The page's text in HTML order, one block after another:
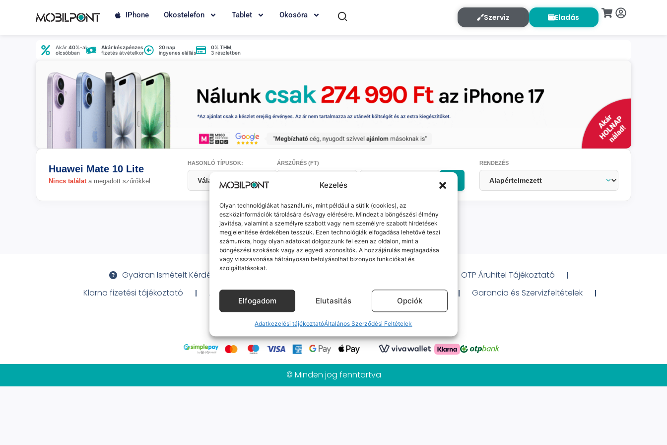
Kezelés
Olyan technológiákat használunk, mint például a sütik (cookies), az
eszközinformációk tárolására és/vagy elérésére. Mindezt a böngészési élmény
javítása, valamint a személyre szabott vagy nem személyre szabott hirdetések
megjelenítése érdekében tesszük. Ezen technológiák elfogadása lehetővé teszi
számunkra, hogy olyan adatokat dolgozzunk fel ezen az oldalon, mint a
böngészési szokások vagy az egyedi azonosítók. A hozzájárulás megtagadása
vagy visszavonása hátrányosan befolyásolhat bizonyos funkciókat és
szolgáltatásokat.
Elfogadom Elutasitás Opciók
Adatkezelési tájékoztatóÁltalános Szerződési Feltételek
IPhone Okostelefon Tablet Okosóra Szerviz Eladás
Akár 40%-al
olcsóbban
Akár készpénzes
fizetés átvételkor
20 nap
ingyenes elállás
0% THM
3 részletben
Huawei Mate 10 Lite
Nincs találat a megadott szűrőkkel.
HASONLÓ TÍPUSOK: ÁRSZŰRÉS (FT) RENDEZÉS
Jelenleg nincs ilyen termékünk :(
Gyakran Ismételt Kérdések
OTP Áruhitel Tájékoztató
Klarna fizetési tájékoztató
Általános Szerződési Feltételek Adatkezelési tájékoztató
Garancia és Szervizfeltételek
Mobilpont Vélemények
Kapcsolat
© Minden jog fenntartva